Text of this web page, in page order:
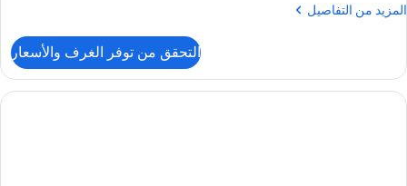
المزيد من التفاصيل
المزيد
الغرفة
التحقق من توفر الغرف والأسعار